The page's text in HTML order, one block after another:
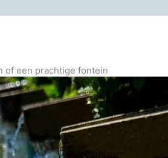
of een prachtige fontein